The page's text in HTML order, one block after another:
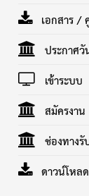
เอกสาร /
ประกาศ
เข้าระบบ
สมัครงาน
ช่องทางรั
ดาวน์โหลด